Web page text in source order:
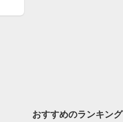
おすすめのランキング